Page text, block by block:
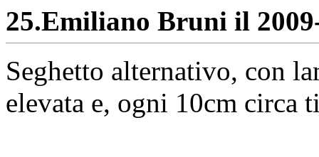
25.Emiliano Bruni il
Seghetto alternativo, con
elevata e, ogni 10cm circa